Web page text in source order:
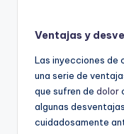
Ventajas y
Las inyecciones de
una serie de
que sufren de dolor
algunas
cuidadosamente